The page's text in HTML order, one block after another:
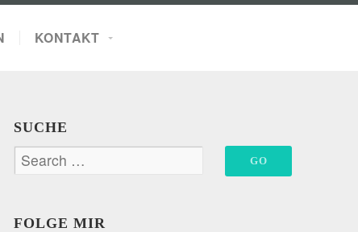
KONTAKT
SUCHE
FOLGE MIR